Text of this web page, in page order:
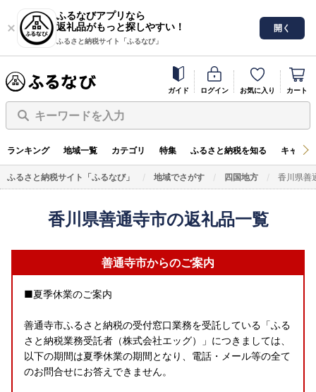
ふるなびアプリなら
返礼品がもっと探しやすい！
ふるさと納税サイト「ふるなび」
開く
ガイド ログイン お気に入り カート
キーワードを入力
ランキング 地域一覧 カテゴリ 特集 ふるさと納税を知る キャン
ふるさと納税サイト「ふるなび」 地域でさがす 四国地方 香川県善
香川県善通寺市の返礼品一覧
善通寺市からのご案内
■夏季休業のご案内
善通寺市ふるさと納税の受付窓口業務を受託している「ふる
さと納税業務受託者（株式会社エッグ）」につきましては、
以下の期間は夏季休業の期間となり、電話・メール等の全て
のお問合せにお答えできません。